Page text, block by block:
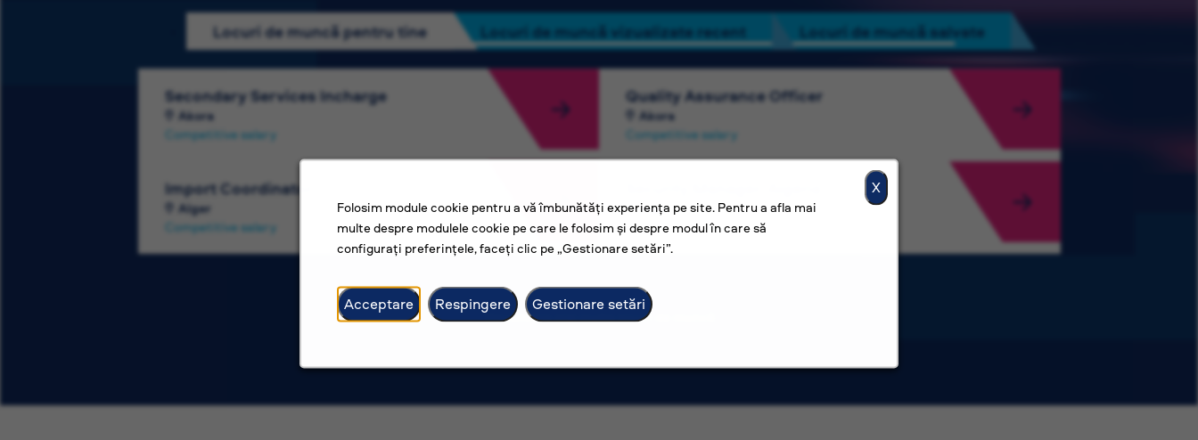
X
Folosim module cookie pentru a vă îmbunătăți experiența pe site. Pentru a afla mai
multe despre modulele cookie pe care le folosim și despre modul în care să
configurați preferințele, faceți clic pe „Gestionare setări”.
Acceptare Respingere Gestionare setări
Locuri de muncă pentru tine Locuri de muncă vizualizate recent Locuri de muncă salvate
Secondary Services Incharge
Akora
Competitive salary
Quality Assurance Officer
Akora
Competitive salary
Import Coordinator
Alger
Competitive salary
Alger
Competitive salary
Vizualizare mai multe locuri de muncă